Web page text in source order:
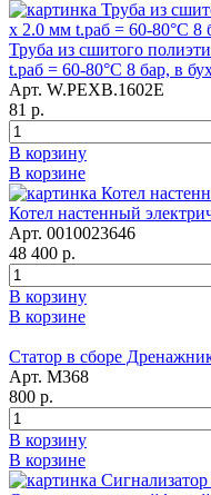
Труба из сшитого
t.раб = 60-80°C 8 бар, в
Арт. W.PEXB.1602E
81 р.
В корзину
В корзине
Котел настенный
Арт. 0010023646
48 400 р.
В корзину
В корзине
Статор в сборе
Арт. М368
800 р.
В корзину
В корзине